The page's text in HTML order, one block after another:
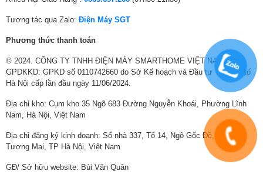
Màn hình chống chói Glare Free
Được chứng nhận bởi UL, màn hình chống chói độc quyền giảm thiểu
Giờ đây, bạn có thể tận hưởng hình ảnh rõ nét mà không bị phân tâm,
giúp bạn đắm chìm vào nội dung, và sắc đen chân thực — được hoàn
thiện bởi Glare Free.
Chiều sâu vượt trội, tương phản sống
động, chân thực ấn tượng
Công nghệ Micro RGB HDR Pro
Công nghệ Micro RGB HDR Protăng cường độ tương phản và màu sắc
những chi tiết tinh tế trong cả vùng sáng và vùng tối, tái hiện trọn vẹn
chiều sâu nguyên bản của nội dung, mang đến trải nghiệm xem sống
Tương tác qua Zalo: Điện Máy SGT
Phương thức thanh toán
© 2024. CÔNG TY TNHH ĐIỆN MÁY SMARTHOME VIỆT NAM.
GPDKKD: GPKD số 0110742660 do Sở Kế hoạch và Đầu tư Thành phố
Hà Nội cấp lần đầu ngày 11/06/2024.
Địa chỉ kho: Cụm kho 35 Ngõ 683 Đường Nguyễn Khoái, Phường Lĩnh
Nam, Hà Nội, Việt Nam
Địa chỉ đăng ký kinh doanh: Số nhà 337, Tổ 14, Ngõ Gốc Đề, Phường
Tương Mai, TP Hà Nội, Việt Nam
GĐ/ Sở hữu website: Bùi Văn Quân